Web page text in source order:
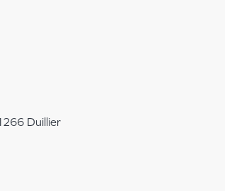
Duillier